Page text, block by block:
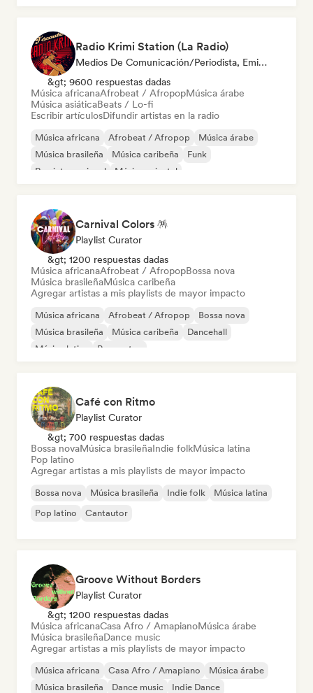
Radio Krimi Station (La Radio)
Medios De Comunicación/Periodista, Emisoras De Radio
&gt; 9600 respuestas dadas
Música africanaAfrobeat / AfropopMúsica árabe
Música asiáticaBeats / Lo-fi
Escribir artículosDifundir artistas en la radio
Música africana Afrobeat / Afropop
Música árabe
Música brasileña
Música caribeña
Funk
Rap internacional
Música oriental
Carnival Colors 🪅
Playlist Curator
&gt; 1200 respuestas dadas
Música africanaAfrobeat / AfropopBossa nova
Música brasileñaMúsica caribeña
Agregar artistas a mis playlists de mayor impacto
Música africana Afrobeat / Afropop
Bossa nova
Música brasileña
Música caribeña
Dancehall
Música latina
Reggaeton
Café con Ritmo
Playlist Curator
&gt; 700 respuestas dadas
Bossa novaMúsica brasileñaIndie folkMúsica latina
Pop latino
Agregar artistas a mis playlists de mayor impacto
Bossa nova Música brasileña Indie folk
Música latina
Pop latino
Cantautor
Groove Without Borders
Playlist Curator
&gt; 1200 respuestas dadas
Música africanaCasa Afro / AmapianoMúsica árabe
Música brasileñaDance music
Agregar artistas a mis playlists de mayor impacto
Música africana Casa Afro / Amapiano
Música árabe
Música brasileña
Dance music
Indie Dance